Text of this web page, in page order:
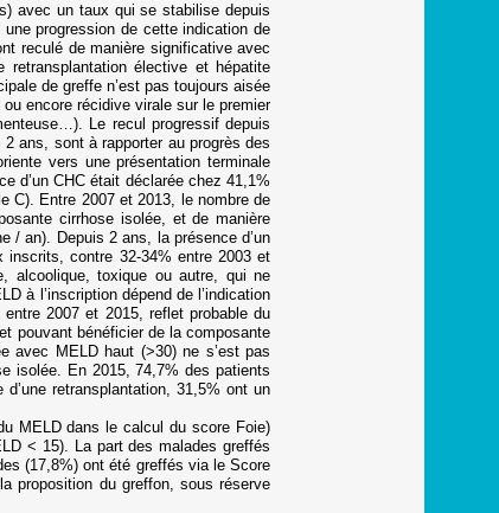
avec un taux qui se stabilise depuis
progression de cette indication de
reculé de manière significative avec
élective et hépatite
de greffe n’est pas toujours aisée
encore récidive virale sur le premier
Le recul progressif depuis
ans, sont à rapporter au progrès des
vers une présentation terminale
d’un CHC était déclarée chez 41,1%
C). Entre 2007 et 2013, le nombre de
cirrhose isolée, et de manière
/ an). Depuis 2 ans, la présence d’un
inscrits, contre 32-34% entre 2003 et
alcoolique, toxique ou autre, qui ne
à l’inscription dépend de l’indication
2007 et 2015, reflet probable du
pouvant bénéficier de la composante
avec MELD haut (>30) ne s’est pas
isolée. En 2015, 74,7% des patients
retransplantation, 31,5% ont un
MELD dans le calcul du score Foie)
< 15). La part des malades greffés
(17,8%) ont été greffés via le Score
proposition du greffon, sous réserve